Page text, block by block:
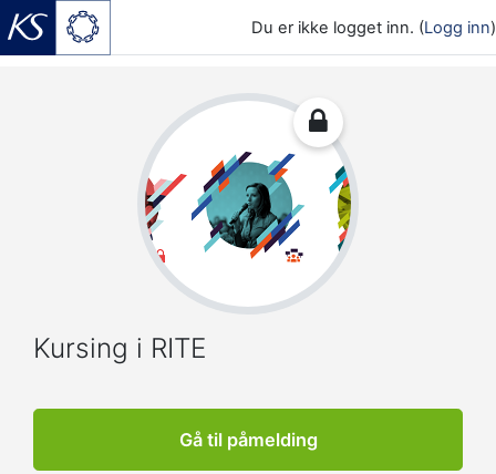
Du er ikke logget inn. (Logg inn)
Kursing i RITE
Gå til påmelding